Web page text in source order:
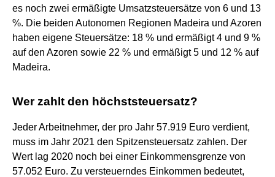
es noch zwei ermäßigte Umsatzsteuersätze von 6 und 13
%. Die beiden Autonomen Regionen Madeira und Azoren
haben eigene Steuersätze: 18 % und ermäßigt 4 und 9 %
auf den Azoren sowie 22 % und ermäßigt 5 und 12 % auf
Madeira.
Wer zahlt den höchststeuersatz?
Jeder Arbeitnehmer, der pro Jahr 57.919 Euro verdient,
muss im Jahr 2021 den Spitzensteuersatz zahlen. Der
Wert lag 2020 noch bei einer Einkommensgrenze von
57.052 Euro. Zu versteuerndes Einkommen bedeutet,